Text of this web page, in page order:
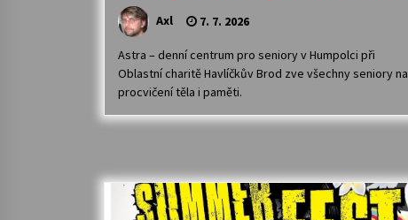
Axl 7. 7. 2026
Astra – denní centrum pro seniory v Humpolci při
Oblastní charitě Havlíčkův Brod zve všechny seniory na
procvičení těla i paměti.